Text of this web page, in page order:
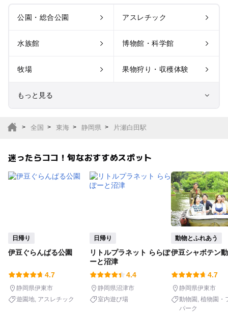
公園・総合公園 アスレチック
水族館 博物館・科学館
牧場 果物狩り・収穫体験
もっと見る
サファリパーク
植物園・フラワーパー
ク
釣り
潮干狩り 社会見学
全国 東海 静岡県 片瀬白田駅
迷ったらココ！旬なおすすめスポット
日帰り
伊豆ぐらんぱる公園
4.7
静岡県伊東市
遊園地 アスレチック
日帰り
リトルプラネット ららぽ
ーと沼津
4.4
静岡県沼津市
室内遊び場
動物とふれあう
伊豆シャボテン
4.7
静岡県伊東市
動物園 植物園・
パーク